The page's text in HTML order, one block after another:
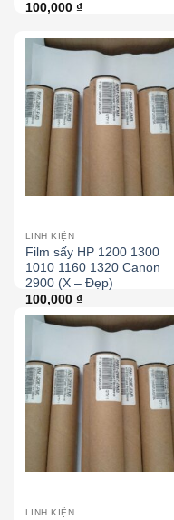
100,000 ₫
LINH KIỆN
Film sấy HP 1200 1300
1010 1160 1320 Canon
2900 (X – Đẹp)
100,000 ₫
LINH KIỆN